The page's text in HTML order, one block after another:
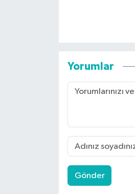
Yorumlar
Gönder